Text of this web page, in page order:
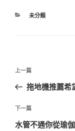
分
未分類
文
導
覽
上
一
文
章
上一篇
拖地機推薦希
下
一
下一篇
水管不通你從瑜